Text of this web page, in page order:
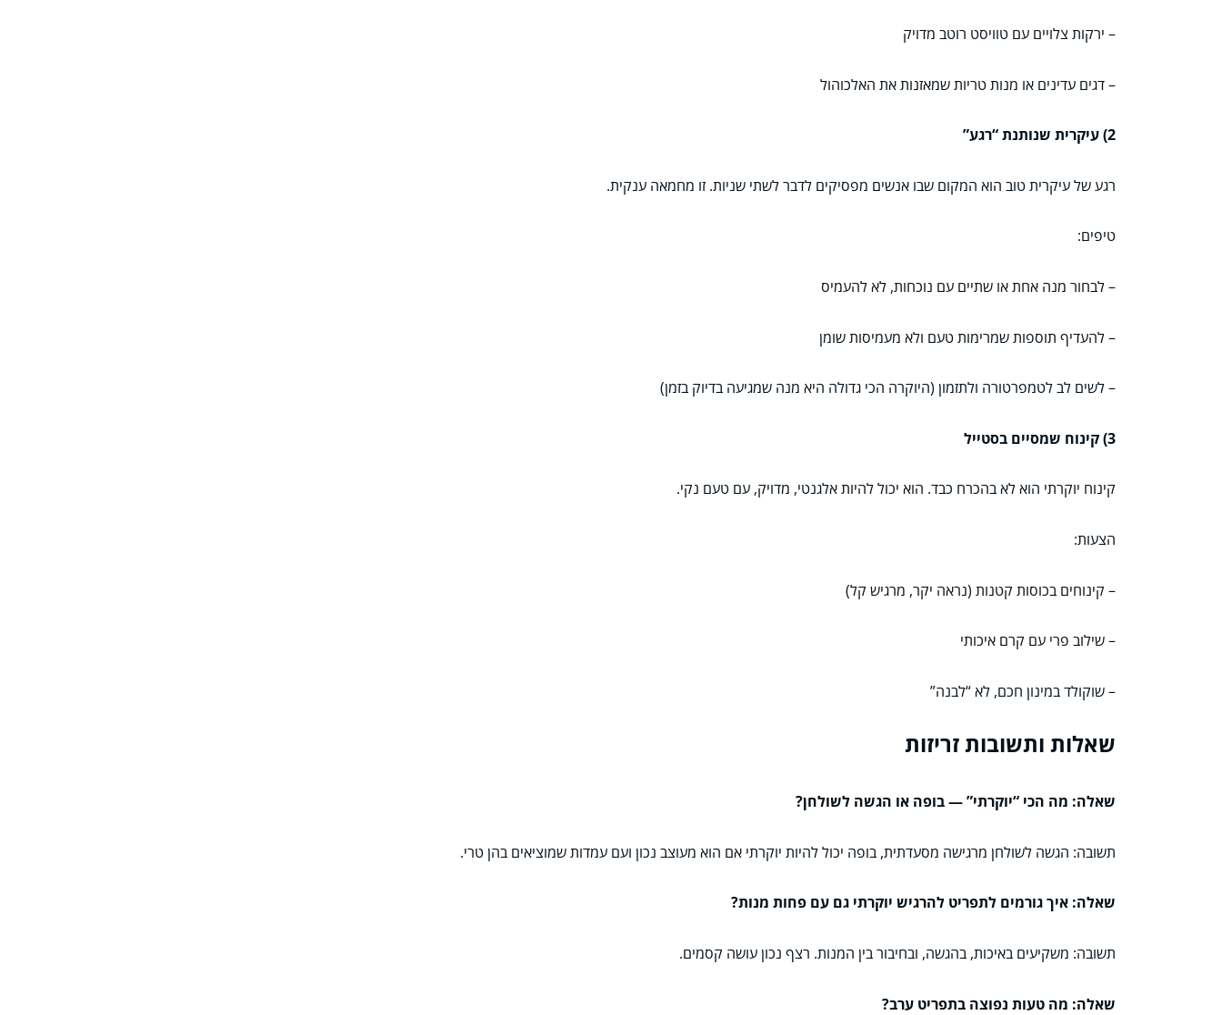
– ירקות צלויים עם טוויסט רוטב מדויק
– דגים עדינים או מנות טריות שמאזנות את האלכוהול
2) עיקרית שנותנת “רגע”
רגע של עיקרית טוב הוא המקום שבו אנשים מפסיקים לדבר לשתי שניות. זו מחמאה ענקית.
טיפים:
– לבחור מנה אחת או שתיים עם נוכחות, לא להעמיס
– להעדיף תוספות שמרימות טעם ולא מעמיסות שומן
– לשים לב לטמפרטורה ולתזמון (היוקרה הכי גדולה היא מנה שמגיעה בדיוק בזמן)
3) קינוח שמסיים בסטייל
קינוח יוקרתי הוא לא בהכרח כבד. הוא יכול להיות אלגנטי, מדויק, עם טעם נקי.
הצעות:
– קינוחים בכוסות קטנות (נראה יקר, מרגיש קל)
– שילוב פרי עם קרם איכותי
– שוקולד במינון חכם, לא “לבנה”
שאלות ותשובות זריזות
שאלה: מה הכי “יוקרתי” — בופה או הגשה לשולחן?
תשובה: הגשה לשולחן מרגישה מסעדתית, בופה יכול להיות יוקרתי אם הוא מעוצב נכון ועם עמדות שמוציאים בהן טרי.
שאלה: איך גורמים לתפריט להרגיש יוקרתי גם עם פחות מנות?
תשובה: משקיעים באיכות, בהגשה, ובחיבור בין המנות. רצף נכון עושה קסמים.
שאלה: מה טעות נפוצה בתפריט ערב?